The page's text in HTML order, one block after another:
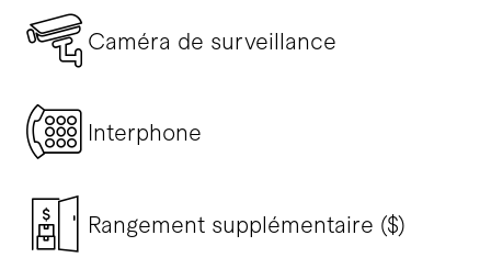
Caméra de surveillance
Interphone
Rangement supplémentaire ($)